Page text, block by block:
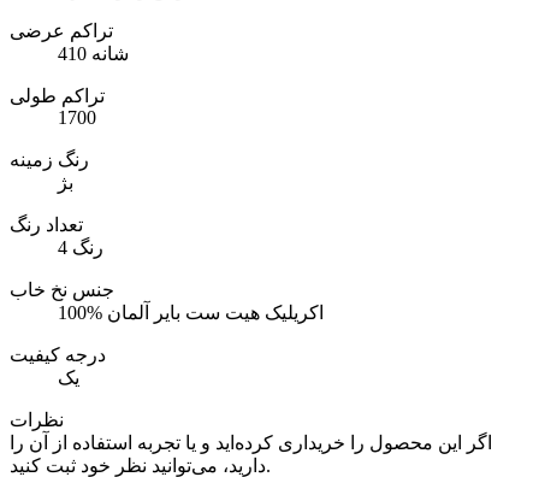
تراکم عرضی
410 شانه
تراکم طولی
1700
رنگ زمینه
بژ
تعداد رنگ
4 رنگ
جنس نخ خاب
100% اکریلیک هیت ست بایر آلمان
درجه کیفیت
یک
نظرات
اگر این محصول را خریداری کرده‌اید و یا تجربه استفاده از آن را
دارید، می‌توانید نظر خود ثبت کنید.